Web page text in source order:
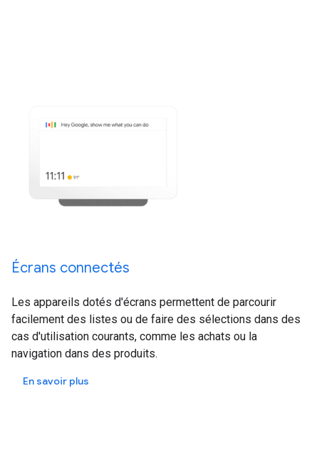
Écrans connectés
Les appareils dotés d'écrans permettent de parcourir
facilement des listes ou de faire des sélections dans des
cas d'utilisation courants, comme les achats ou la
navigation dans des produits.
En savoir plus